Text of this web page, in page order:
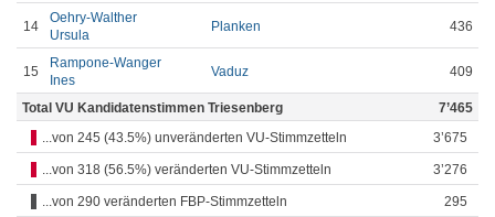
14
Oehry-Walther
Ursula
Planken 436
15
Rampone-Wanger
Ines
Vaduz 409
Total VU Kandidatenstimmen Triesenberg
7’465
...von 245 (43.5%) unveränderten VU-Stimmzetteln
3’675
...von 318 (56.5%) veränderten VU-Stimmzetteln 3’276
...von 290 veränderten FBP-Stimmzetteln 295